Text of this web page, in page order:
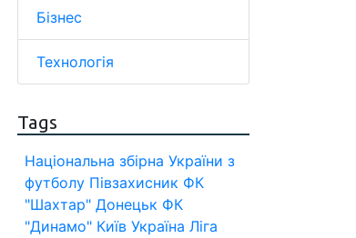
Бізнес
Технологія
Tags
Національна збірна України з
футболу Півзахисник ФК
"Шахтар" Донецьк ФК
"Динамо" Київ Україна Ліга